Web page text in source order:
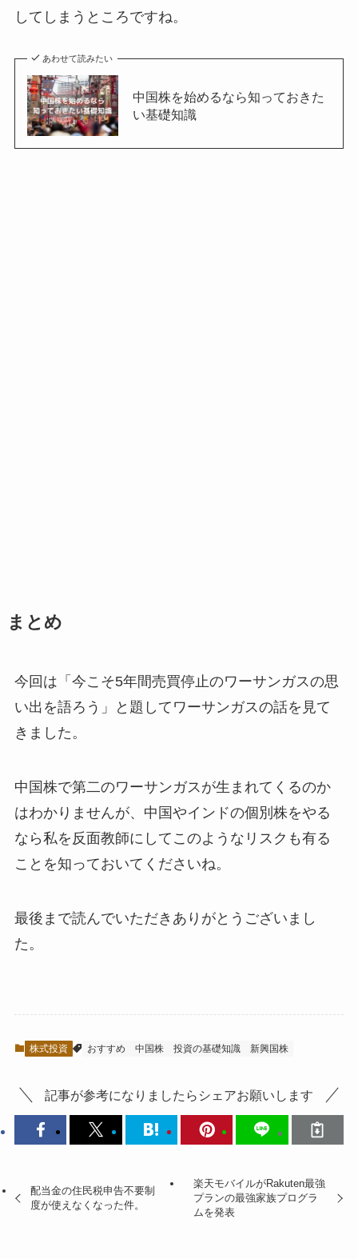
してしまうところですね。
あわせて読みたい
中国株を始めるなら知っておきた
い基礎知識
まとめ
今回は「今こそ5年間売買停止のワーサンガスの思
い出を語ろう」と題してワーサンガスの話を見て
きました。
中国株で第二のワーサンガスが生まれてくるのか
はわかりませんが、中国やインドの個別株をやる
なら私を反面教師にしてこのようなリスクも有る
ことを知っておいてくださいね。
最後まで読んでいただきありがとうございまし
た。
株式投資 おすすめ 中国株 投資の基礎知識 新興国株
記事が参考になりましたらシェアお願いします
配当金の住民税申告不要制
度が使えなくなった件。
楽天モバイルがRakuten最強
プランの最強家族プログラ
ムを発表